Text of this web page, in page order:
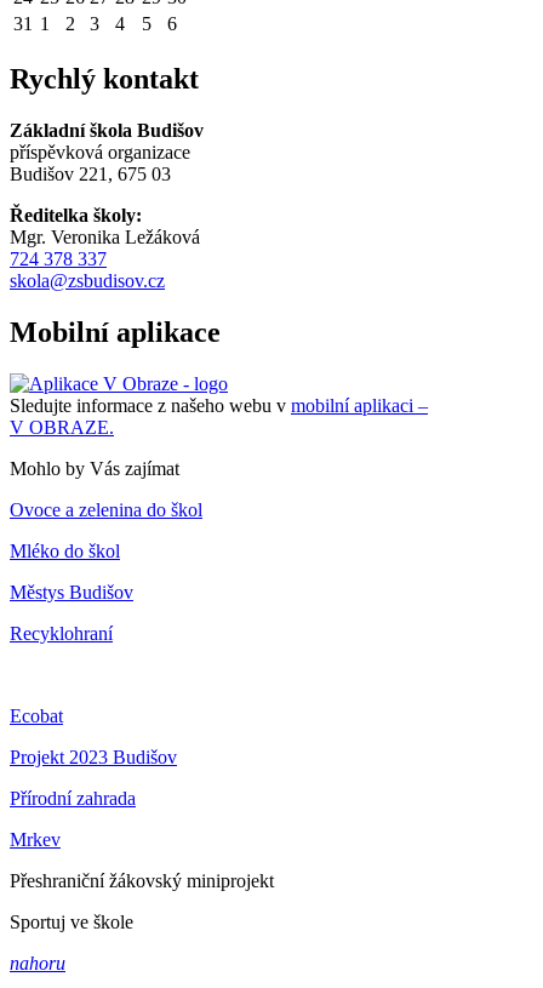
31 1 2 3 4 5 6
Rychlý kontakt
Základní škola Budišov
příspěvková organizace
Budišov 221, 675 03
Ředitelka školy:
Mgr. Veronika Ležáková
724 378 337
skola@zsbudisov.cz
Mobilní aplikace
Sledujte informace z našeho webu v mobilní aplikaci –
V OBRAZE.
Mohlo by Vás zajímat
Ovoce a zelenina do škol
Mléko do škol
Městys Budišov
Recyklohraní
Ecobat
Projekt 2023 Budišov
Přírodní zahrada
Mrkev
Přeshraniční žákovský miniprojekt
Sportuj ve škole
nahoru